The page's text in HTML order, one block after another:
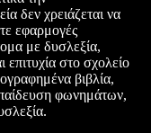
δεν χρειάζεται να
εφαρμογές
με δυσλεξία,
επιτυχία στο σχολείο
βιβλία,
φωνημάτων,